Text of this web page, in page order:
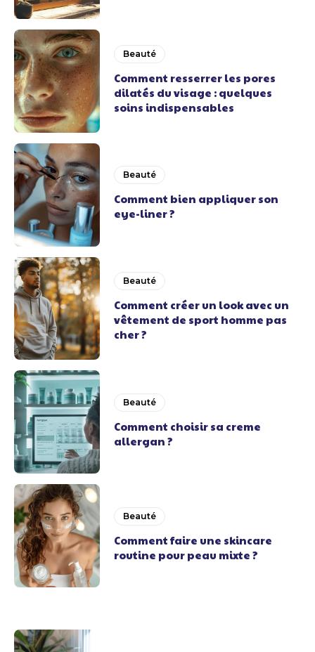
Beauté
Comment resserrer les pores
dilatés du visage : quelques
soins indispensables
Beauté
Comment bien appliquer son
eye-liner ?
Beauté
Comment créer un look avec un
vêtement de sport homme pas
cher ?
Beauté
Comment choisir sa creme
allergan ?
Beauté
Comment faire une skincare
routine pour peau mixte ?